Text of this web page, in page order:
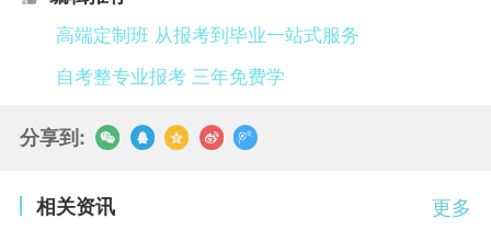
高端定制班 从报考到毕业一站式服务
自考整专业报考 三年免费学
分享到:
更多
相关资讯